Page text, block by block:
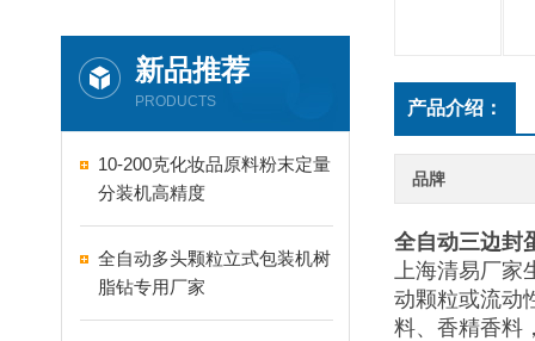
新品推荐
PRODUCTS
10-200克化妆品原料粉末定量
分装机高精度
全自动多头颗粒立式包装机树
脂钻专用厂家
产品介绍：
品牌
全自动三边封
上海清易厂家
动颗粒或流动
料、香精香料